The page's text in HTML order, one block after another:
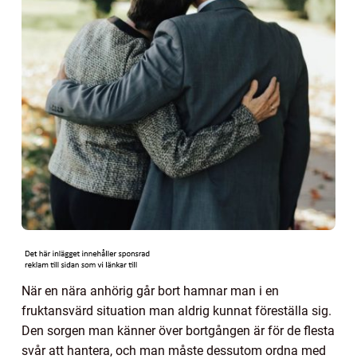
När en nära anhörig går bort hamnar man i en
fruktansvärd situation man aldrig kunnat föreställa sig.
Den sorgen man känner över bortgången är för de flesta
svår att hantera, och man måste dessutom ordna med